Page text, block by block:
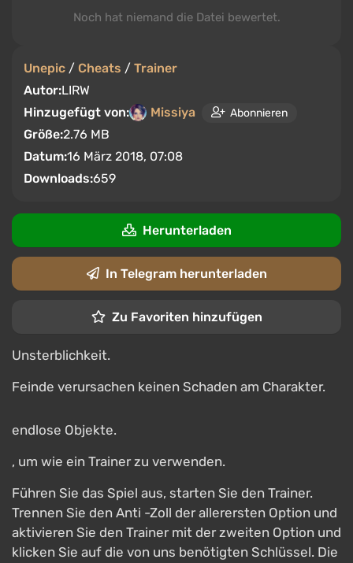
Unepic / Cheats / Trainer
Autor:LIRW
Hinzugefügt von:
Missiya Abonnieren
Größe:2.76 MB
Datum:16 März 2018, 07:08
Downloads:659
Noch hat niemand die Datei bewertet.
Herunterladen
In Telegram herunterladen
Zu Favoriten hinzufügen
Unsterblichkeit.
Feinde verursachen keinen Schaden am Charakter.
endlose Objekte.
, um wie ein Trainer zu verwenden.
Führen Sie das Spiel aus, starten Sie den Trainer.
Trennen Sie den Anti -Zoll der allerersten Option und
aktivieren Sie den Trainer mit der zweiten Option und
klicken Sie auf die von uns benötigten Schlüssel. Die